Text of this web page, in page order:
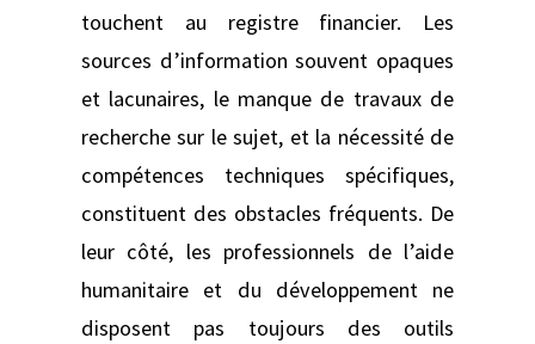
touchent au registre financier. Les
sources d’information souvent opaques
et lacunaires, le manque de travaux de
recherche sur le sujet, et la nécessité de
compétences techniques spécifiques,
constituent des obstacles fréquents. De
leur côté, les professionnels de l’aide
humanitaire et du développement ne
disposent pas toujours des outils